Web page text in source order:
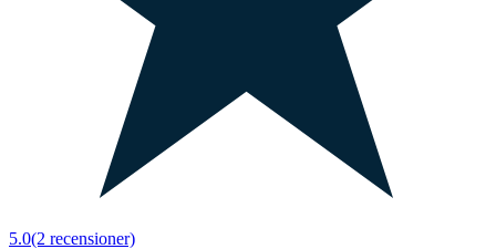
5.0(2 recensioner)